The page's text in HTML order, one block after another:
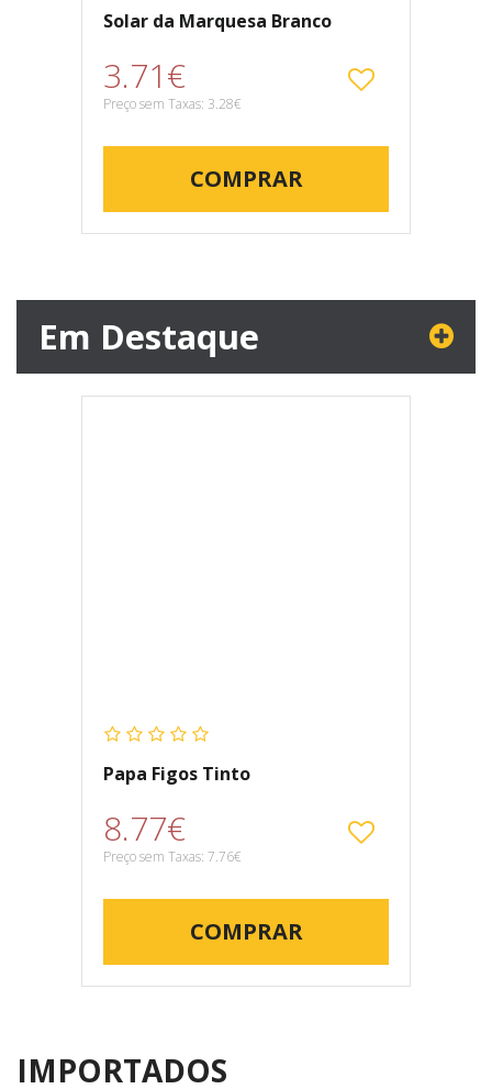
Solar da Marquesa Branco
3.71€
Preço sem Taxas: 3.28€
COMPRAR
Em Destaque
Papa Figos Tinto
8.77€
Preço sem Taxas: 7.76€
COMPRAR
IMPORTADOS